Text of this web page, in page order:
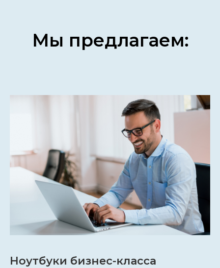
Мы предлагаем:
Ноутбуки бизнес-класса